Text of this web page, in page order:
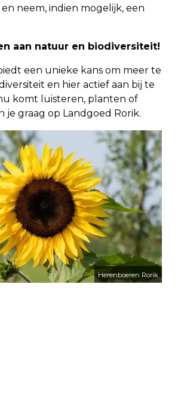
neem, indien mogelijk, een
aan natuur en biodiversiteit!
een unieke kans om meer te
en hier actief aan bij te
komt luisteren, planten of
je graag op Landgoed Rorik.
Herenboeren Rorik